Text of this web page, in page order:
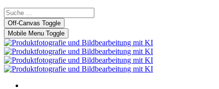
Off-Canvas Toggle
Mobile Menu Toggle